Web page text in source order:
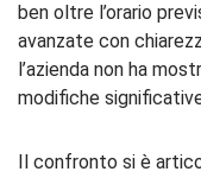
ben oltre l’orario
avanzate con
l’azienda non ha
modifiche
Il confronto si è